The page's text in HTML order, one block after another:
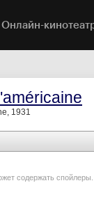
Онлайн-
1931
содержать